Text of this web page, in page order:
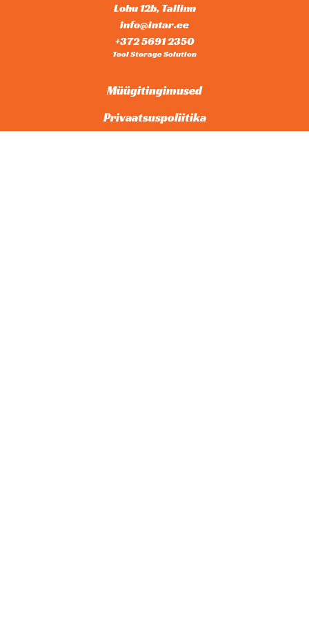
Müügitingimused
Privaatsuspoliitika
Lohu 12b, Tallinn
info@intar.ee
+372 5691 2350
Tool Storage Solution